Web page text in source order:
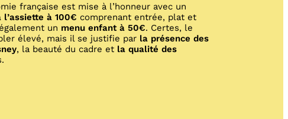
française est mise à l’honneur avec un
à 100€ comprenant entrée, plat et
un menu enfant à 50€. Certes, le
élevé, mais il se justifie par la présence des
, la beauté du cadre et la qualité des